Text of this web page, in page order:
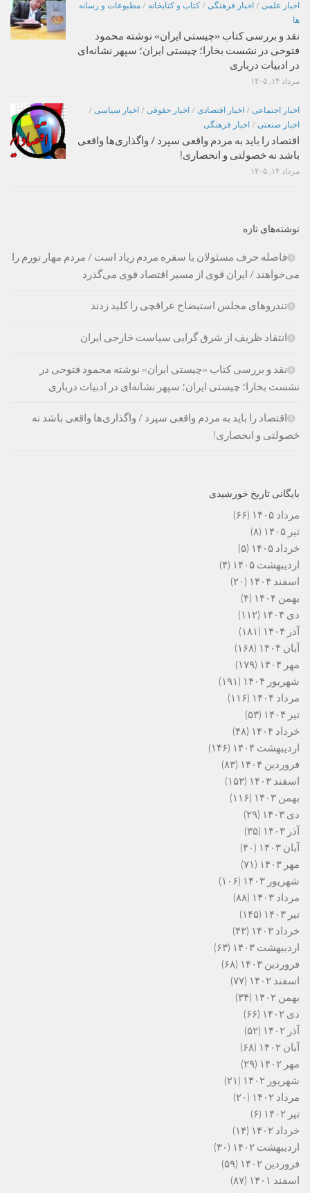
اخبار علمی / اخبار فرهنگی / کتاب و کتابخانه / مطبوعات و رسانه
ها
نقد و بررسی کتاب «چیستی ایران» نوشته محمود
فتوحی در نشست بخارا؛ چیستی ایران؛ سپهر نشانه‌ای
در ادبیات درباری
مرداد ۱۴, ۱۴۰۵
اخبار اجتماعی / اخبار اقتصادی / اخبار حقوقی / اخبار سیاسی /
اخبار صنعتی / اخبار فرهنگی
اقتصاد را باید به مردم واقعی سپرد / واگذاری‌ها واقعی
باشد نه خصولتی و انحصاری!
مرداد ۱۴, ۱۴۰۵
نوشته‌های تازه
فاصله حرف مسئولان با سفره مردم زیاد است / مردم مهار تورم را
می‌خواهند / ایران قوی از مسیر اقتصاد قوی می‌گذرد
تندروهای مجلس استیضاح عراقچی را کلید زدند
انتقاد ظریف از شرق گرایی سیاست خارجی ایران
نقد و بررسی کتاب «چیستی ایران» نوشته محمود فتوحی در
نشست بخارا؛ چیستی ایران؛ سپهر نشانه‌ای در ادبیات درباری
اقتصاد را باید به مردم واقعی سپرد / واگذاری‌ها واقعی باشد نه
خصولتی و انحصاری!
بایگانی تاریخ خورشیدی
مرداد ۱۴۰۵
(۶۶)
تیر ۱۴۰۵
(۸)
خرداد ۱۴۰۵
(۵)
اردیبهشت ۱۴۰۵
(۴)
اسفند ۱۴۰۴
(۲۰)
بهمن ۱۴۰۴
(۴)
دی ۱۴۰۴
(۱۱۲)
آذر ۱۴۰۴
(۱۸۱)
آبان ۱۴۰۴
(۱۶۸)
مهر ۱۴۰۴
(۱۷۹)
شهریور ۱۴۰۴
(۱۹۱)
مرداد ۱۴۰۴
(۱۱۶)
تیر ۱۴۰۴
(۵۳)
خرداد ۱۴۰۴
(۴۸)
اردیبهشت ۱۴۰۴
(۱۴۶)
فروردین ۱۴۰۴
(۸۳)
اسفند ۱۴۰۳
(۱۵۳)
بهمن ۱۴۰۳
(۱۱۶)
دی ۱۴۰۳
(۲۹)
آذر ۱۴۰۳
(۳۵)
آبان ۱۴۰۳
(۴۰)
مهر ۱۴۰۳
(۷۱)
شهریور ۱۴۰۳
(۱۰۶)
مرداد ۱۴۰۳
(۸۸)
تیر ۱۴۰۳
(۱۴۵)
خرداد ۱۴۰۳
(۴۳)
اردیبهشت ۱۴۰۳
(۶۳)
فروردین ۱۴۰۳
(۶۸)
اسفند ۱۴۰۲
(۷۷)
بهمن ۱۴۰۲
(۳۴)
دی ۱۴۰۲
(۶۶)
آذر ۱۴۰۲
(۵۲)
آبان ۱۴۰۲
(۶۸)
مهر ۱۴۰۲
(۲۹)
شهریور ۱۴۰۲
(۲۱)
مرداد ۱۴۰۲
(۲۰)
تیر ۱۴۰۲
(۶)
خرداد ۱۴۰۲
(۱۴)
اردیبهشت ۱۴۰۲
(۳۰)
فروردین ۱۴۰۲
(۵۹)
اسفند ۱۴۰۱
(۸۷)